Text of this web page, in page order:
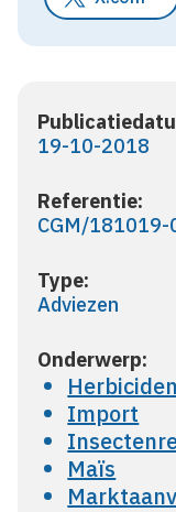
19-10-2018
Referentie:
CGM/181019-
Type:
Adviezen
Onderwerp:
Import
Maïs